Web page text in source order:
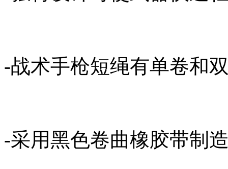
-战术手枪短绳有单卷和
-采用黑色卷曲橡胶带制